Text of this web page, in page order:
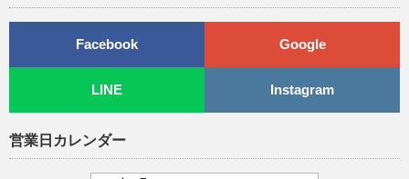
Facebook Google
LINE Instagram
営業日カレンダー